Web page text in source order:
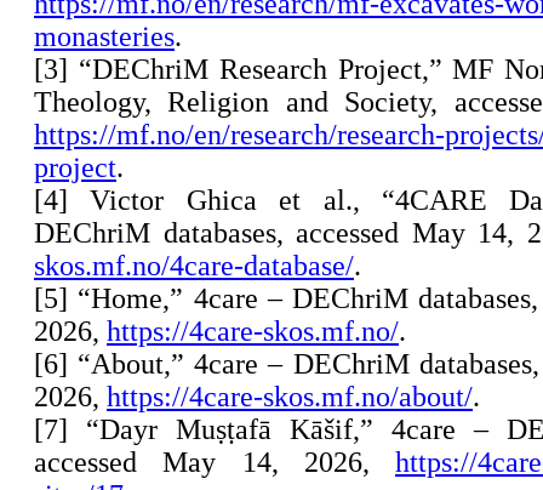
monasteries.
[3] “DEChriM Research Project,” MF
Theology, Religion and Society,
https://mf.no/en/research/research-
project.
[4] Victor Ghica et al., “4CARE
DEChriM databases, accessed May 14,
skos.mf.no/4care-database/.
[5] “Home,” 4care – DEChriM
2026, https://4care-skos.mf.no/.
[6] “About,” 4care – DEChriM
2026, https://4care-skos.mf.no/about/.
[7] “Dayr Muṣṭafā Kāšif,” 4care –
accessed May 14, 2026, https://